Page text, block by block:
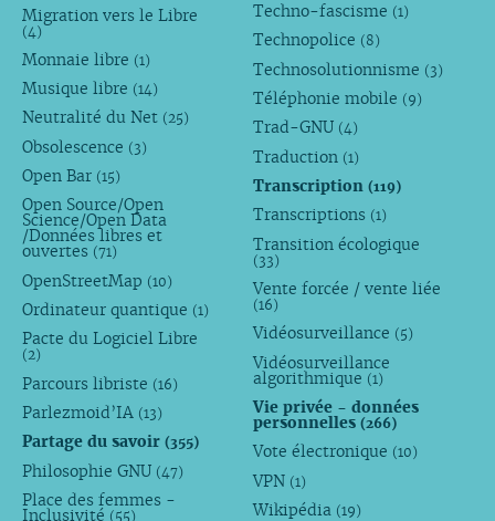
Migration vers le Libre
(4)
Monnaie libre (1)
Musique libre (14)
Neutralité du Net (25)
Obsolescence (3)
Open Bar (15)
Open Source/Open
Science/Open Data
/Données libres et
ouvertes (71)
OpenStreetMap (10)
Ordinateur quantique (1)
Pacte du Logiciel Libre
(2)
Parcours libriste (16)
Parlezmoid’IA (13)
Partage du savoir (355)
Philosophie GNU (47)
Place des femmes -
Inclusivité (55)
Techno-fascisme (1)
Technopolice (8)
Technosolutionnisme (3)
Téléphonie mobile (9)
Trad-GNU (4)
Traduction (1)
Transcription(119)
Transcriptions (1)
Transition écologique
(33)
Vente forcée / vente liée
(16)
Vidéosurveillance (5)
Vidéosurveillance
algorithmique (1)
Vie privée - données
personnelles(266)
Vote électronique (10)
VPN (1)
Wikipédia (19)